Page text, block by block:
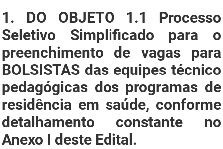
1. DO OBJETO 1.1 Processo
Seletivo Simplificado para o
preenchimento de vagas para
BOLSISTAS das equipes técnico
pedagógicas dos programas de
residência em saúde, conforme
detalhamento constante no
Anexo I deste Edital.